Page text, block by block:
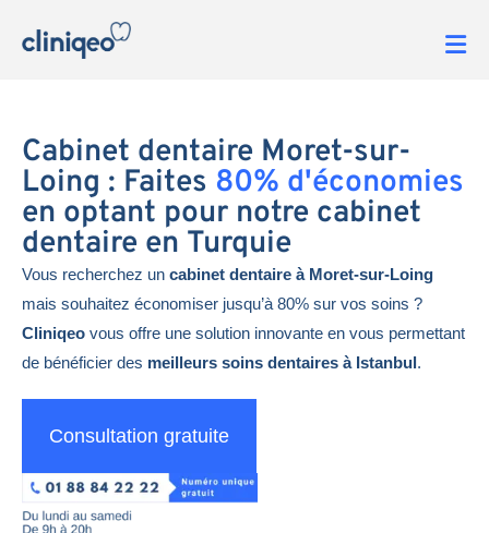
Cabinet dentaire Moret-sur-
Loing : Faites 80% d'économies
en optant pour notre cabinet
dentaire en Turquie
Vous recherchez un cabinet dentaire à Moret-sur-Loing
mais souhaitez économiser jusqu’à 80% sur vos soins ?
Cliniqeo vous offre une solution innovante en vous permettant
de bénéficier des meilleurs soins dentaires à Istanbul.
Consultation gratuite